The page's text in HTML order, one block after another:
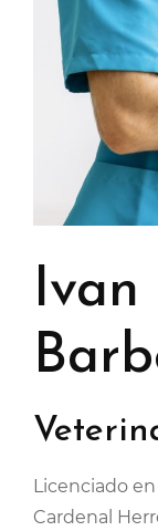
Ivan
Licenciado
Cardenal